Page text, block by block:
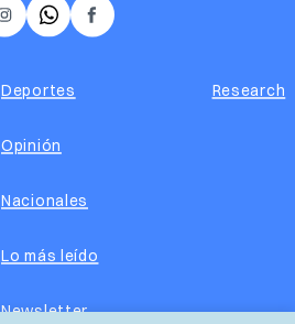
𝕏 Facebook
Instagram
Deportes
Opinión
Nacionales
Lo más leído
Newsletter
Research